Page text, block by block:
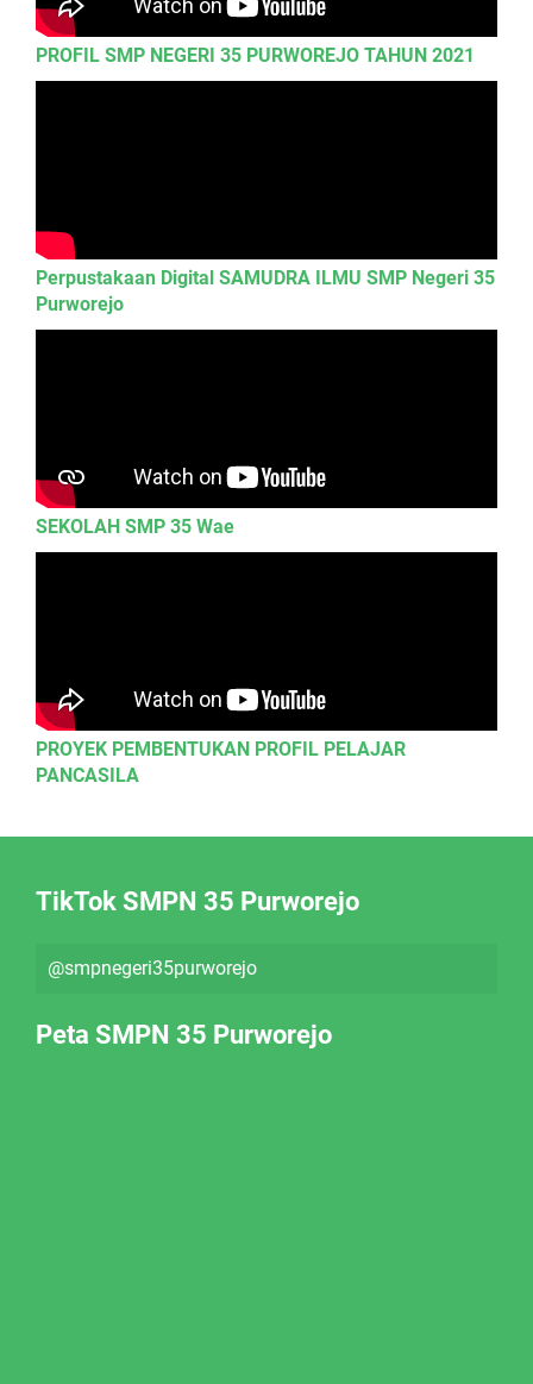
PROFIL SMP NEGERI 35 PURWOREJO TAHUN 2021
Perpustakaan Digital SAMUDRA ILMU SMP Negeri 35
Purworejo
SEKOLAH SMP 35 Wae
PROYEK PEMBENTUKAN PROFIL PELAJAR
PANCASILA
TikTok SMPN 35 Purworejo
@smpnegeri35purworejo
Peta SMPN 35 Purworejo